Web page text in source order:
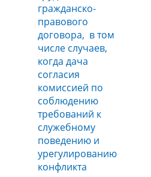
гражданско-
правового
договора, в том
числе случаев,
когда дача
согласия
комиссией по
соблюдению
требований к
служебному
поведению и
урегулированию
конфликта